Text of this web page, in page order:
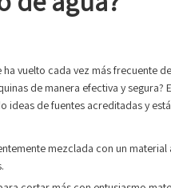
ha vuelto cada vez más frecuente
de manera efectiva y
de fuentes acreditadas y
mezclada con un